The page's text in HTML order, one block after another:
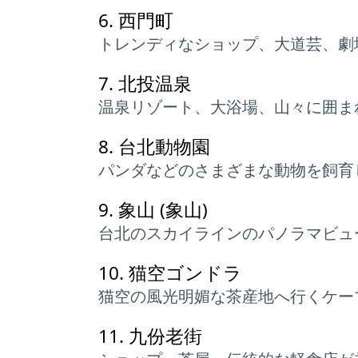
6. 西門町
トレンディなショップ、大道芸、
7. 北投温泉
温泉リゾート、大浴場、山々に囲
8. 台北動物園
パンダなどのさまざまな動物を飼
9. 象山 (象山)
台北のスカイラインのパノラマビ
10. 猫空ゴンドラ
猫空の風光明媚な茶産地へ行くケ
11. 九份老街